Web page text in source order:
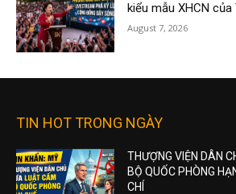
kiểu mẫu XHCN
August 7, 2026
TIN HOT TRONG NGÀY
THƯỢNG VIỆN DÂN
BỘ QUỐC PHÒNG
CHÍ